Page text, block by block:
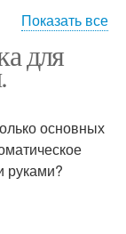
в теплице
Показать все
для
основных
руками?